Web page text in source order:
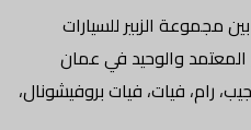
2010 كشراكة بين مجموعة الزبير للسيارات
المعتمد والوحيد في عمان
رام، فيات، فيات بروفيشونال،